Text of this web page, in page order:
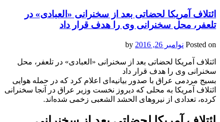
ائتلاف آمریکا لحضاتی بعد از سخنرانی «العبادی» در
تلعفر، محل سخنرانی‌ وی را هدف قرار داد
Posted on نوامبر 26, 2016
ائتلاف آمریکا لحضاتی بعد از سخنرانی «العبادی» در تلعفر، محل
سخنرانی‌ وی را هدف قرار داد
بسیج مردمی عراق با صدور بیانیه‌ای اعلام کرد که در حمله هوایی
ائتلاف آمریکا به محلی که دیروز نخست وزیر عراق در آنجا سخنرانی
کرده، تعدادی از نیروهای الحشد الشعبی زخمی شده‌اند.